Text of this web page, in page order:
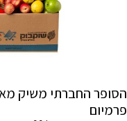
הסופר החברתי משיק
פרמיום